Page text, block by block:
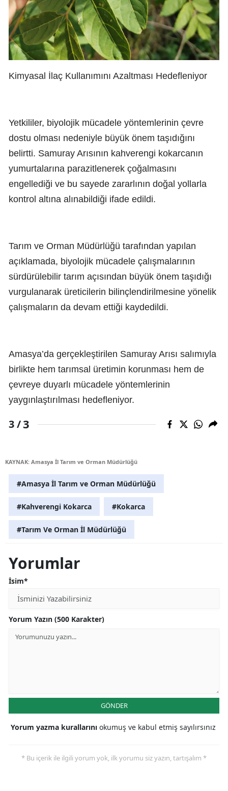
Kimyasal İlaç Kullanımını Azaltması Hedefleniyor
Yetkililer, biyolojik mücadele yöntemlerinin çevre
dostu olması nedeniyle büyük önem taşıdığını
belirtti. Samuray Arısının kahverengi kokarcanın
yumurtalarına parazitlenerek çoğalmasını
engellediği ve bu sayede zararlının doğal yollarla
kontrol altına alınabildiği ifade edildi.
Tarım ve Orman Müdürlüğü tarafından yapılan
açıklamada, biyolojik mücadele çalışmalarının
sürdürülebilir tarım açısından büyük önem taşıdığı
vurgulanarak üreticilerin bilinçlendirilmesine yönelik
çalışmaların da devam ettiği kaydedildi.
Amasya’da gerçekleştirilen Samuray Arısı salımıyla
birlikte hem tarımsal üretimin korunması hem de
çevreye duyarlı mücadele yöntemlerinin
yaygınlaştırılması hedefleniyor.
3 /3
KAYNAK: Amasya İl Tarım ve Orman Müdürlüğü
#Amasya İl Tarım ve Orman Müdürlüğü
#Kahverengi Kokarca #Kokarca
#Tarım Ve Orman İl Müdürlüğü
Yorumlar
İsim*
Yorum Yazın (500 Karakter)
GÖNDER
Yorum yazma kurallarını okumuş ve kabul etmiş sayılırsınız
* Bu içerik ile ilgili yorum yok, ilk yorumu siz yazın, tartışalım *